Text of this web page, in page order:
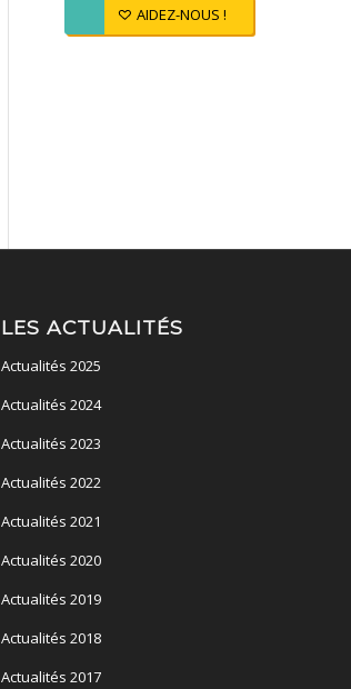
AIDEZ-NOUS !
LES ACTUALITÉS
Actualités 2025
Actualités 2024
Actualités 2023
Actualités 2022
Actualités 2021
Actualités 2020
Actualités 2019
Actualités 2018
Actualités 2017